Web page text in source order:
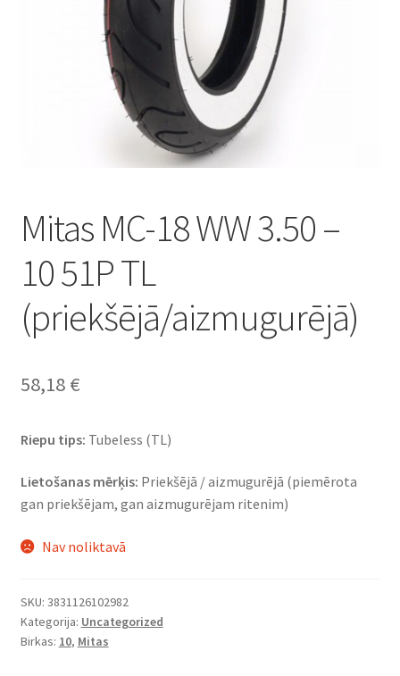
Mitas MC-18 WW 3.50 –
10 51P TL
(priekšējā/aizmugurējā)
58,18 €
Riepu tips: Tubeless (TL)
Lietošanas mērķis: Priekšējā / aizmugurējā (piemērota
gan priekšējam, gan aizmugurējam ritenim)
Nav noliktavā
SKU: 3831126102982
Kategorija: Uncategorized
Birkas: 10, Mitas